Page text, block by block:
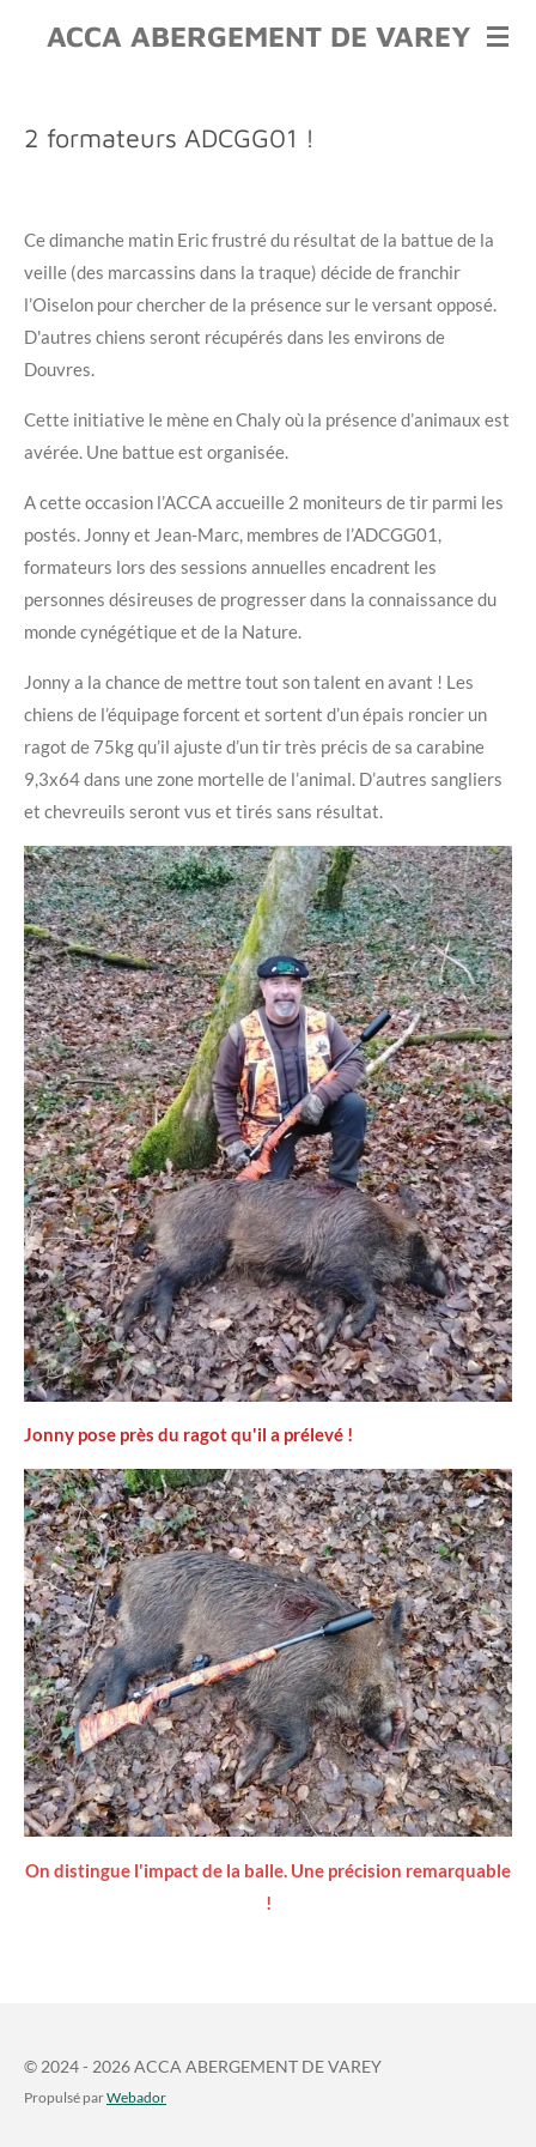
Passer
principal
ACCA ABERGEMENT DE VAREY
2 formateurs ADCGG01 !
Ce dimanche matin Eric frustré du résultat de la battue de la
veille (des marcassins dans la traque) décide de franchir
l’Oiselon pour chercher de la présence sur le versant opposé.
D'autres chiens seront récupérés dans les environs de
Douvres.
Cette initiative le mène en Chaly où la présence d’animaux est
avérée. Une battue est organisée.
A cette occasion l’ACCA accueille 2 moniteurs de tir parmi les
postés. Jonny et Jean-Marc, membres de l’ADCGG01,
formateurs lors des sessions annuelles encadrent les
personnes désireuses de progresser dans la connaissance du
monde cynégétique et de la Nature.
Jonny a la chance de mettre tout son talent en avant ! Les
chiens de l’équipage forcent et sortent d’un épais roncier un
ragot de 75kg qu’il ajuste d’un tir très précis de sa carabine
9,3x64 dans une zone mortelle de l’animal. D’autres sangliers
et chevreuils seront vus et tirés sans résultat.
Jonny pose près du ragot qu'il a prélevé !
On distingue l'impact de la balle. Une précision remarquable
!
© 2024 - 2026 ACCA ABERGEMENT DE VAREY
Propulsé parWebador